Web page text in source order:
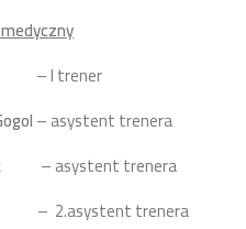
I trener
– asystent trenera
– asystent trenera
2.asystent trenera